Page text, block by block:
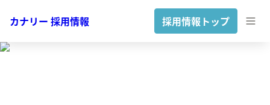
カナリー 採用情報 採用情報トップ